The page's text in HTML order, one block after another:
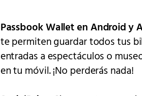
Passbook Wallet en Android y
te permiten guardar todos tus
entradas a espectáculos o
en tu móvil. ¡No perderás nada!